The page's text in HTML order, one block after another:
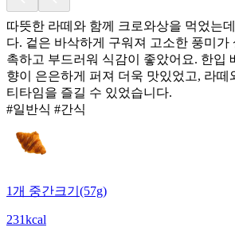
따뜻한 라떼와 함께 크로와상을 먹었는
다. 겉은 바삭하게 구워져 고소한 풍미가
촉하고 부드러워 식감이 좋았어요. 한입
향이 은은하게 퍼져 더욱 맛있었고, 라떼
티타임을 즐길 수 있었습니다.
#일반식 #간식
1개 중간크기(57g)
231kcal